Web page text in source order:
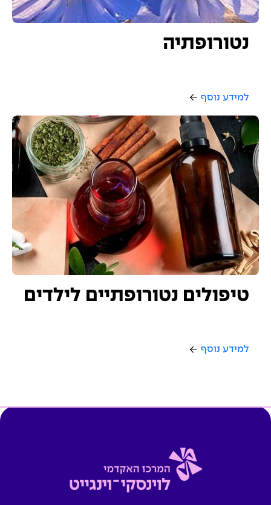
נטורופתיה
למידע נוסף
טיפולים נטורופתיים לילדים
למידע נוסף